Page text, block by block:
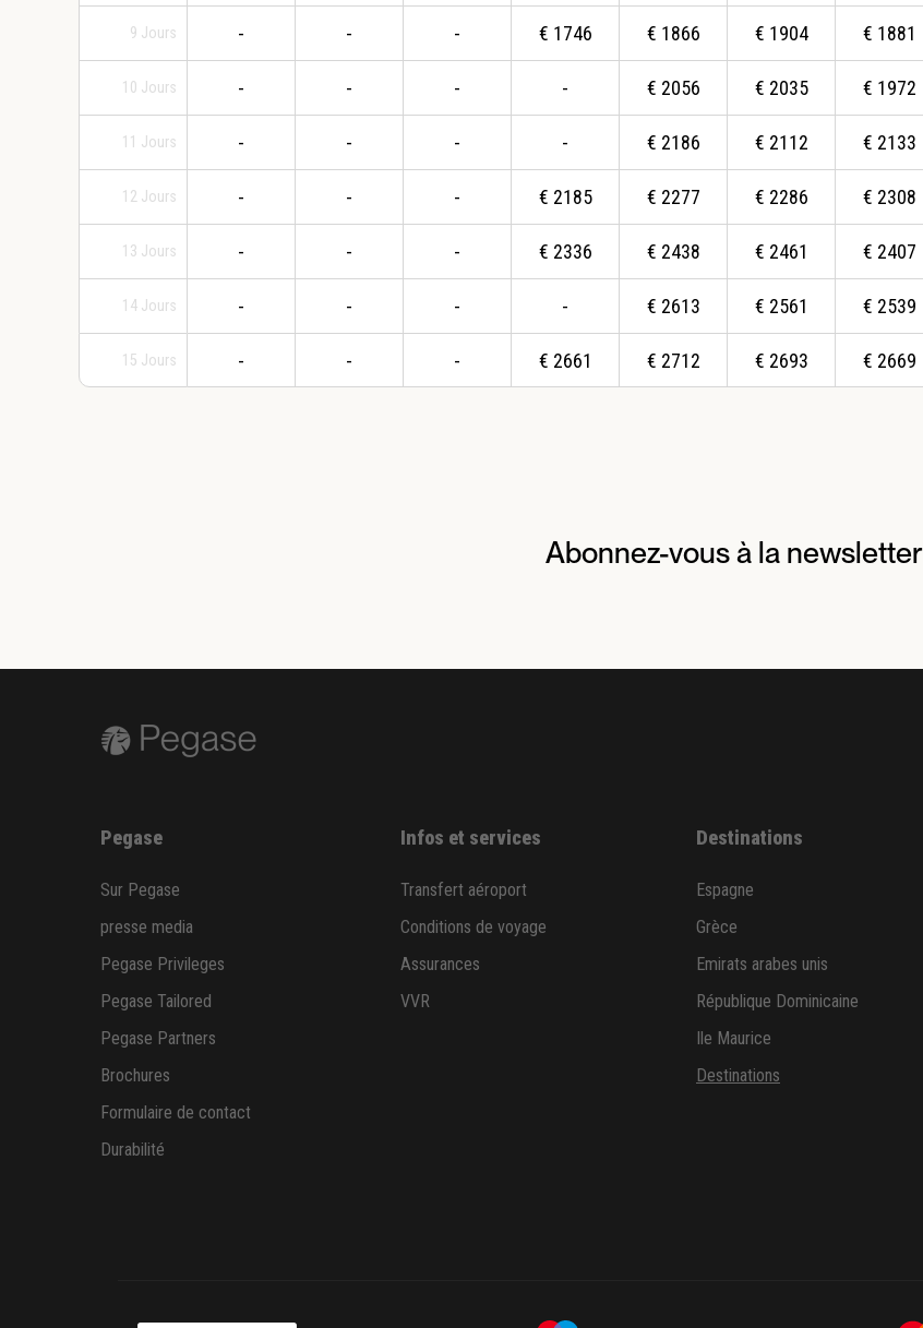
9 Jours
10 Jours
11 Jours
12 Jours
13 Jours
14 Jours
15 Jours
-
-
-
-
-
-
-
-
-
-
-
-
-
-
-
-
-
-
-
-
-
€ 1746
-
-
€ 2185
€ 2336
-
€ 2661
€ 1866
€ 2056
€ 2186
€ 2277
€ 2438
€ 2613
€ 2712
€ 1904
€ 2035
€ 2112
€ 2286
€ 2461
€ 2561
€ 2693
€ 1881
€ 1972
€ 2133
€ 2308
€ 2407
€ 2539
€ 2669
Abonnez-vous à la newsletter
Pegase
Sur Pegase
presse media
Pegase Privileges
Pegase Tailored
Pegase Partners
Brochures
Formulaire de contact
Durabilité
Infos et services
Transfert aéroport
Conditions de voyage
Assurances
VVR
Destinations
Espagne
Grèce
Emirats arabes unis
République Dominicaine
Ile Maurice
Destinations